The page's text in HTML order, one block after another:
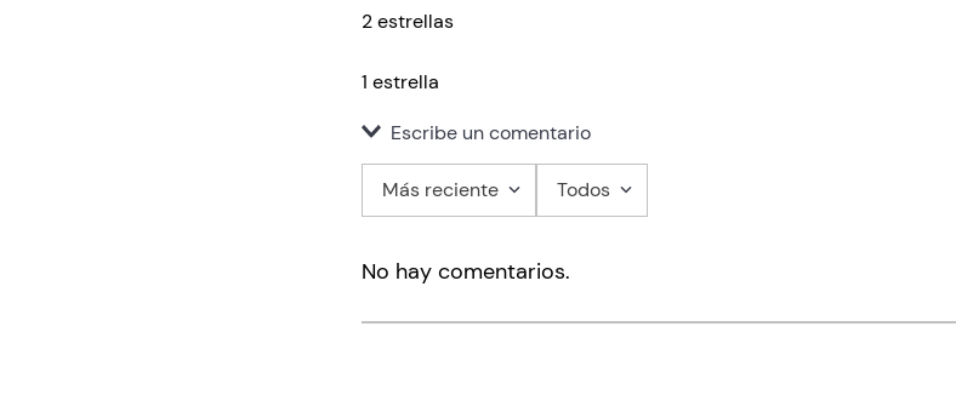
2 estrellas
1 estrella
Escribe un comentario
Título
Más reciente Todos
No hay comentarios.